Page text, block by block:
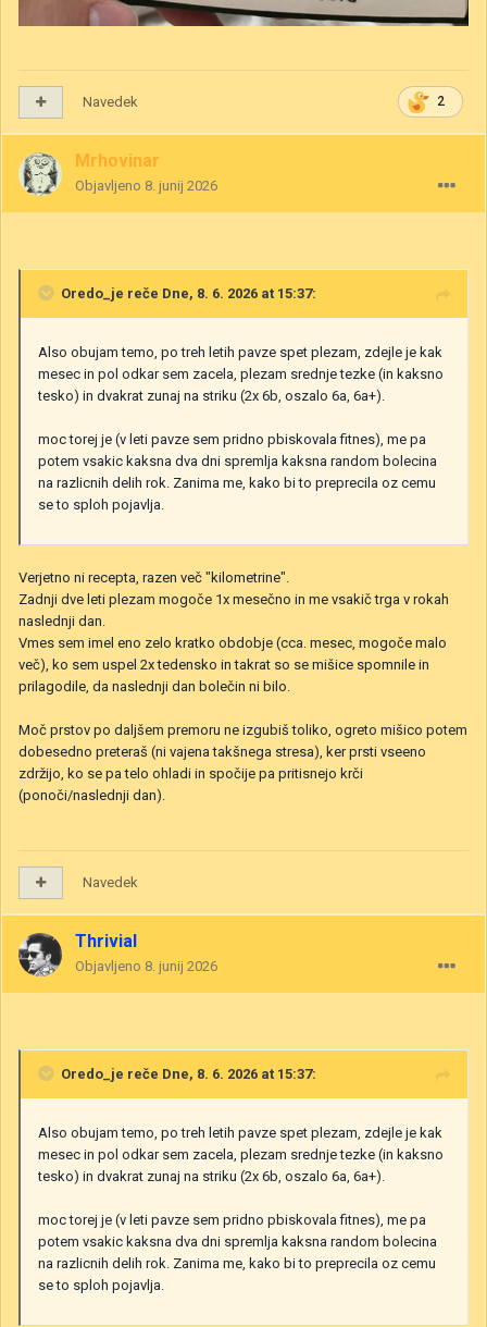
2
Navedek
Mrhovinar
Objavljeno 8. junij 2026
Oredo_je reče Dne, 8. 6. 2026 at 15:37:
Also obujam temo, po treh letih pavze spet plezam, zdejle je kak
mesec in pol odkar sem zacela, plezam srednje tezke (in kaksno
tesko) in dvakrat zunaj na striku (2x 6b, oszalo 6a, 6a+).
moc torej je (v leti pavze sem pridno pbiskovala fitnes), me pa
potem vsakic kaksna dva dni spremlja kaksna random bolecina
na razlicnih delih rok. Zanima me, kako bi to preprecila oz cemu
se to sploh pojavlja.
Verjetno ni recepta, razen več "kilometrine".
Zadnji dve leti plezam mogoče 1x mesečno in me vsakič trga v rokah
naslednji dan.
Vmes sem imel eno zelo kratko obdobje (cca. mesec, mogoče malo
več), ko sem uspel 2x tedensko in takrat so se mišice spomnile in
prilagodile, da naslednji dan bolečin ni bilo.
Moč prstov po daljšem premoru ne izgubiš toliko, ogreto mišico potem
dobesedno preteraš (ni vajena takšnega stresa), ker prsti vseeno
zdržijo, ko se pa telo ohladi in spočije pa pritisnejo krči
(ponoči/naslednji dan).
Navedek
Thrivial
Objavljeno 8. junij 2026
Oredo_je reče Dne, 8. 6. 2026 at 15:37:
Also obujam temo, po treh letih pavze spet plezam, zdejle je kak
mesec in pol odkar sem zacela, plezam srednje tezke (in kaksno
tesko) in dvakrat zunaj na striku (2x 6b, oszalo 6a, 6a+).
moc torej je (v leti pavze sem pridno pbiskovala fitnes), me pa
potem vsakic kaksna dva dni spremlja kaksna random bolecina
na razlicnih delih rok. Zanima me, kako bi to preprecila oz cemu
se to sploh pojavlja.